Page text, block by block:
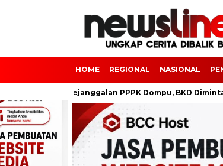
HOME REGIONAL NASIONAL
Kejanggalan PPPK Dompu, BKD Diminta